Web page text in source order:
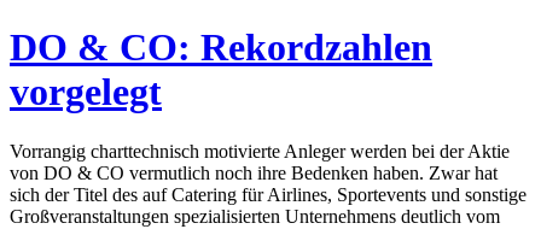
DO & CO: Rekordzahlen
vorgelegt
Vorrangig charttechnisch motivierte Anleger werden bei der Aktie
von DO & CO vermutlich noch ihre Bedenken haben. Zwar hat
sich der Titel des auf Catering für Airlines, Sportevents und sonstige
Großveranstaltungen spezialisierten Unternehmens deutlich vom